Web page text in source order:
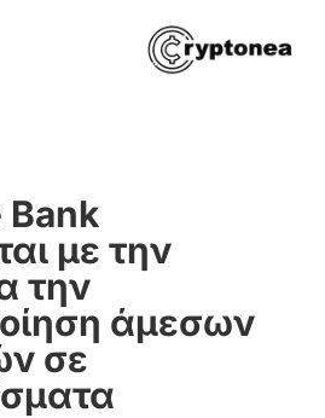
με την
την
άμεσων
σε